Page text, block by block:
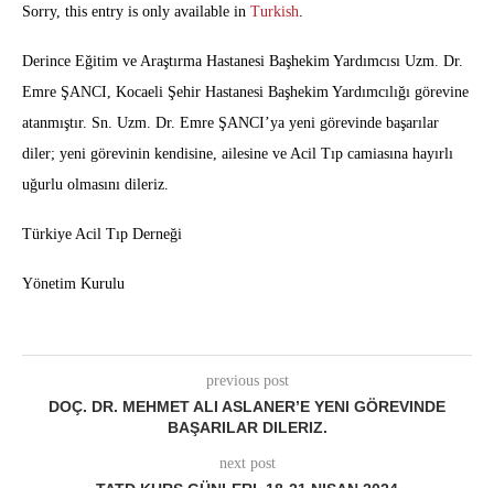
Sorry, this entry is only available in Turkish
Derince Eğitim ve Araştırma Hastanesi Başhekim Yardımcısı Uzm. Dr.
Emre ŞANCI, Kocaeli Şehir Hastanesi Başhekim Yardımcılığı görevine
atanmıştır. Sn. Uzm. Dr. Emre ŞANCI’ya yeni görevinde başarılar
diler; yeni görevinin kendisine, ailesine ve Acil Tıp camiasına hayırlı
uğurlu olmasını dileriz.
Türkiye Acil Tıp Derneği
Yönetim Kurulu
previous post
DOÇ. DR. MEHMET ALI ASLANER’E YENI GÖREVINDE
BAŞARILAR DILERIZ.
next post